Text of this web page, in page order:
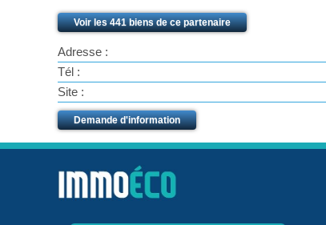
Voir les 441 biens de ce partenaire
Adresse :
Tél :
Site :
Demande d'information